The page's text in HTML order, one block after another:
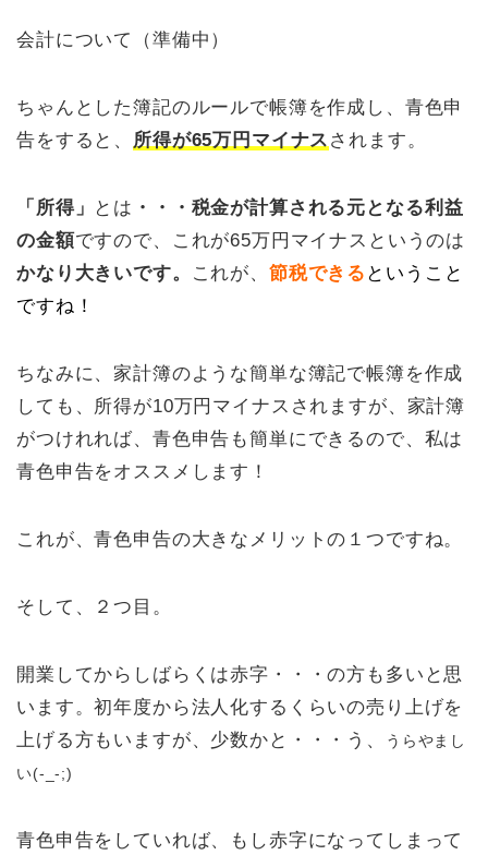
会計について（準備中）
ちゃんとした簿記のルールで帳簿を作成し、青色申
告をすると、 所得が65万円マイナス されます。
「所得」 とは ・・・税金が計算される元となる利益
の金額ですので、これが65万円マイナスというのは
かなり大きいです。
これが、 節税できる ということ
ですね！
ちなみに、家計簿のような簡単な簿記で帳簿を作成
しても、所得が10万円マイナスされますが、家計簿
がつけれれば、青色申告も簡単にできるので、私は
青色申告をオススメします！
これが、青色申告の大きなメリットの１つですね。
そして、２つ目。
開業してからしばらくは赤字・・・の方も多いと思
います。初年度から法人化するくらいの売り上げを
上げる方もいますが、少数かと・・・う、
うらやまし
い(-_-;)
青色申告をしていれば、もし赤字になってしまって